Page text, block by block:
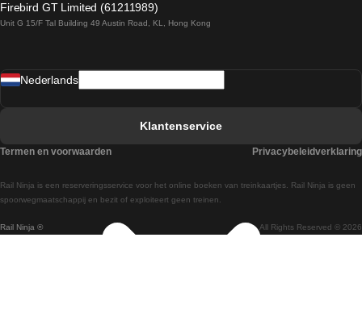
Treinen van Praag naar Wenen
Treinen van Wenen naar Salzburg
Treinen van Wenen naar Praag
Firebird GT Limited (61211989)
Unit G 15/F Tal Building 49 Austin Road, KL, Hong Kong
Rail Ninja ® All Rights Reserved © 2026
Rail Ninja is een reserveringsservice voor het online boeken van treinkaartjes. Rail Ninja is geen
spoorwegmaatschappij en bezit of exploiteert geen treinen.
Nederlands
Klantenservice
Termen en voorwaarden Privacybeleidverklaring